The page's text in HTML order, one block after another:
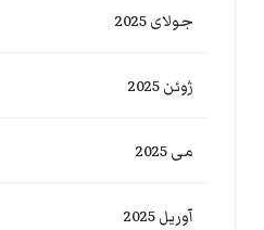
جولای 2025
ژوئن 2025
می 2025
آوریل 2025